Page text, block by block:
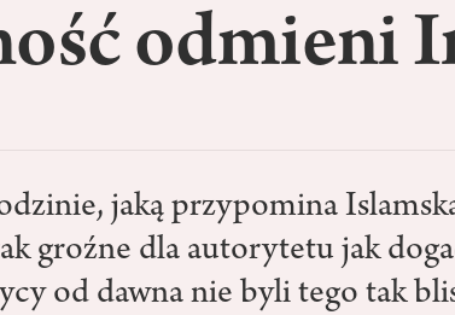
odmieni
jaką przypomina
groźne dla autorytetu jak
od dawna nie byli tego tak